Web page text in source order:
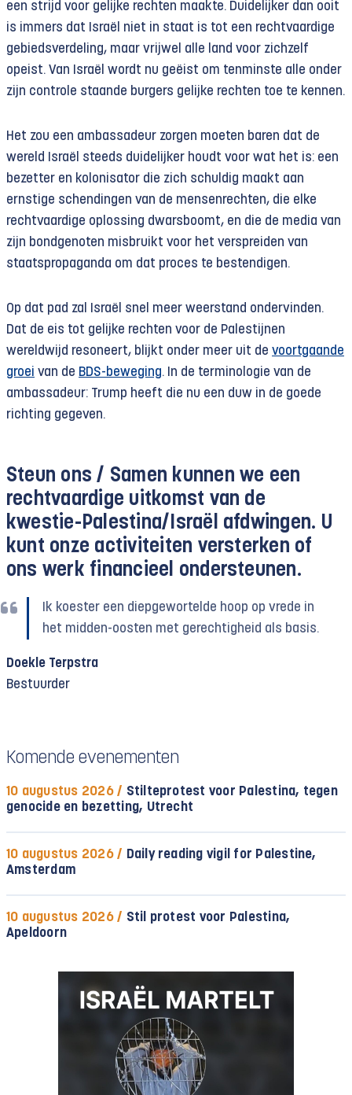
een strijd voor gelijke rechten maakte. Duidelijker dan ooit
is immers dat Israël niet in staat is tot een rechtvaardige
gebiedsverdeling, maar vrijwel alle land voor zichzelf
opeist. Van Israël wordt nu geëist om tenminste alle onder
zijn controle staande burgers gelijke rechten toe te kennen.
Het zou een ambassadeur zorgen moeten baren dat de
wereld Israël steeds duidelijker houdt voor wat het is: een
bezetter en kolonisator die zich schuldig maakt aan
ernstige schendingen van de mensenrechten, die elke
rechtvaardige oplossing dwarsboomt, en die de media van
zijn bondgenoten misbruikt voor het verspreiden van
staatspropaganda om dat proces te bestendigen.
Op dat pad zal Israël snel meer weerstand ondervinden.
Dat de eis tot gelijke rechten voor de Palestijnen
wereldwijd resoneert, blijkt onder meer uit de voortgaande
groei van de BDS-beweging. In de terminologie van de
ambassadeur: Trump heeft die nu een duw in de goede
richting gegeven.
Steun ons / Samen kunnen we een
rechtvaardige uitkomst van de
kwestie-Palestina/Israël afdwingen. U
kunt onze activiteiten versterken of
ons werk financieel ondersteunen.
Ik koester een diepgewortelde hoop op vrede in
het midden-oosten met gerechtigheid als basis.
Doekle Terpstra
Bestuurder
Komende evenementen
10 augustus 2026 / Stilteprotest voor Palestina, tegen
genocide en bezetting, Utrecht
10 augustus 2026 / Daily reading vigil for Palestine,
Amsterdam
10 augustus 2026 / Stil protest voor Palestina,
Apeldoorn